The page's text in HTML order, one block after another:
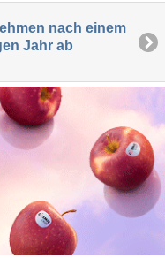
nach einem
Jahr ab